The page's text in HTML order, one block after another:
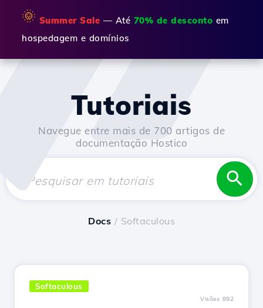
🌞 Summer Sale — Até 70% de desconto em
hospedagem e domínios
Tutoriais
Navegue entre mais de 700 artigos de
documentação Hostico
Docs / Softaculous
Softaculous
Visões 892